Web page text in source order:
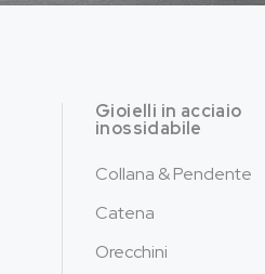
Gioielli in acciaio
inossidabile
Collana & Pendente
Catena
Orecchini